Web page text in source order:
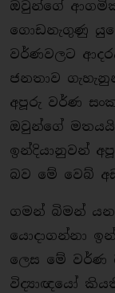
ඔවුන්ගේ ආගමික
ගොඩනැගුණු
වර්ණවලට
ජනතාව
අපූරු වර්ණ
ඔවුන්ගේ
ඉන්දියානුවන්
බව මේ වෙබ්
ගමන් බිමන් යන
යොදාගන්නා
ලෙස මේ වර්ණ
විද්‍යාඥයෝ